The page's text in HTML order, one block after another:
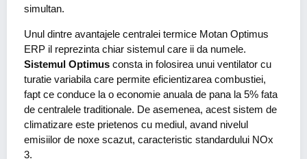
simultan.
Unul dintre avantajele centralei termice Motan Optimus
ERP il reprezinta chiar sistemul care ii da numele.
Sistemul Optimus consta in folosirea unui ventilator cu
turatie variabila care permite eficientizarea combustiei,
fapt ce conduce la o economie anuala de pana la 5% fata
de centralele traditionale. De asemenea, acest sistem de
climatizare este prietenos cu mediul, avand nivelul
emisiilor de noxe scazut, caracteristic standardului NOx
3.